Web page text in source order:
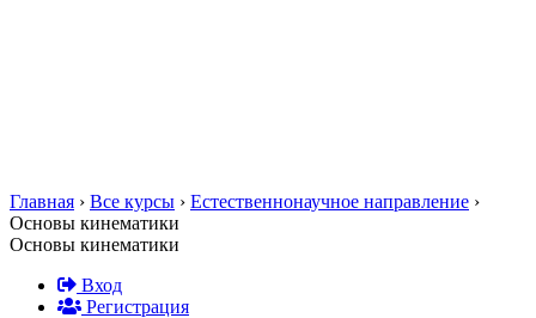
Главная › Все курсы › Естественнонаучное направление ›
Основы кинематики
Основы кинематики
Вход
Регистрация